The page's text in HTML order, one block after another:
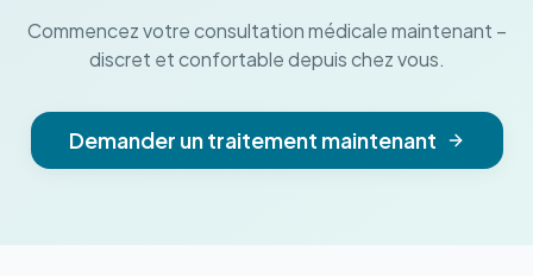
Commencez votre consultation médicale maintenant –
discret et confortable depuis chez vous.
Demander un traitement maintenant